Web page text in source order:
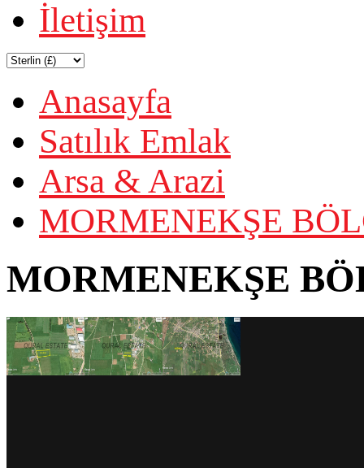
İletişim
Anasayfa
Satılık Emlak
Arsa & Arazi
MORMENEKŞE
MORMENEKŞE